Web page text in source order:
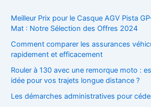
Meilleur Prix pour le Casque AGV Pista
Mat : Notre Sélection des Offres 2024
Comment comparer les assurances
rapidement et efficacement
Rouler à 130 avec une remorque moto :
idée pour vos trajets longue distance ?
Les démarches administratives pour